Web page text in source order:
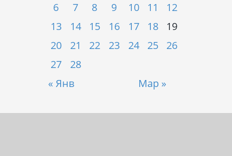
« Янв Мар »
6
7 8 9 10 11
12
13
14 15 16 17 18
19
20
21 22 23 24 25
26
27
28